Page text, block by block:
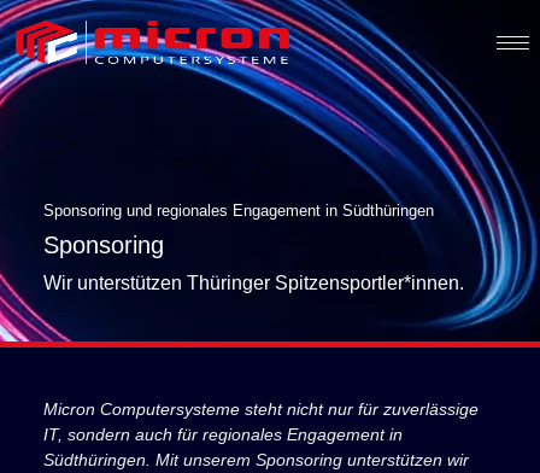
Sponsoring und regionales Engagement in Südthüringen
Sponsoring
Wir unterstützen Thüringer Spitzensportler*innen.
Micron Computersysteme steht nicht nur für zuverlässige
IT, sondern auch für regionales Engagement in
Südthüringen. Mit unserem Sponsoring unterstützen wir